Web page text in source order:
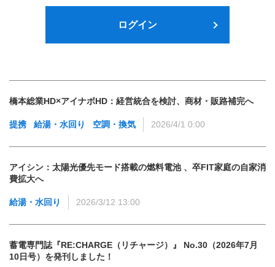
ログイン
橋本総業HD×アイナボHD：経営統合を検討、商材・販路補完へ
提携 給湯・水回り 空調・換気 2026/4/1 0:00
アイシン：太陽光優先モード搭載の燃料電池 、卒FIT家庭の自家消
費拡大へ
給湯・水回り 2026/3/12 13:00
蓄電専門誌『RE:CHARGE（リチャージ）』 No.30（2026年7月
10日号）を発刊しました！